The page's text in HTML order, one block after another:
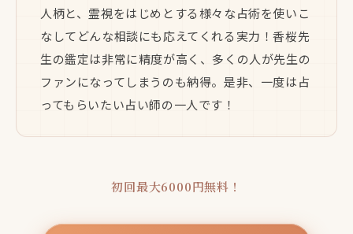
人柄と、霊視をはじめとする様々な占術を使いこ
なしてどんな相談にも応えてくれる実力！香桜先
生の鑑定は非常に精度が高く、多くの人が先生の
ファンになってしまうのも納得。是非、一度は占
ってもらいたい占い師の一人です！
初回最大6000円無料！